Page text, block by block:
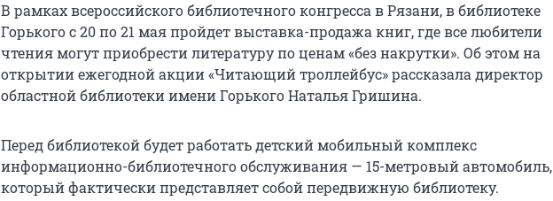
В рамках всероссийского библиотечного конгресса в Рязани, в библиотеке
Горького с 20 по 21 мая пройдет выставка-продажа книг, где все любители
чтения могут приобрести литературу по ценам «без накрутки». Об этом на
открытии ежегодной акции «Читающий троллейбус» рассказала директор
областной библиотеки имени Горького Наталья Гришина.
Перед библиотекой будет работать детский мобильный комплекс
информационно-библиотечного обслуживания — 15-метровый автомобиль,
который фактически представляет собой передвижную библиотеку.